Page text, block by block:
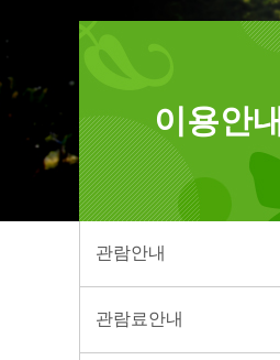
이용안내
관람안내
관람료안내